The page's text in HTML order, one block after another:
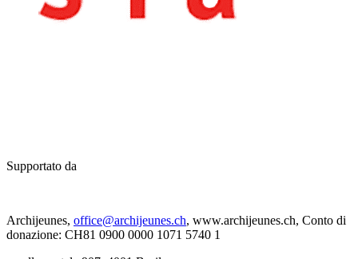
Supportato da
Archijeunes, office@archijeunes.ch, www.archijeunes.ch, Conto di
donazione: CH81 0900 0000 1071 5740 1